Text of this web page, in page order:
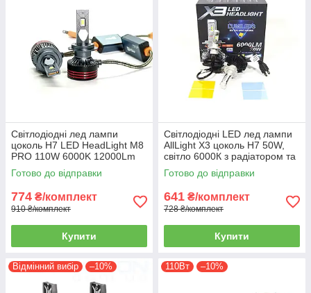
Світлодіодні лед лампи
цоколь H7 LED HeadLight M8
PRO 110W 6000K 12000Lm
12/24V з Canbus
Готово до відправки
774 ₴/комплект
910 ₴/комплект
Купити
Світлодіодні LED лед лампи
AllLight X3 цоколь H7 50W,
світло 6000К з радіатором та
світлофільтром
Готово до відправки
641 ₴/комплект
728 ₴/комплект
Купити
Відмінний вибір –10% 110Вт –10%